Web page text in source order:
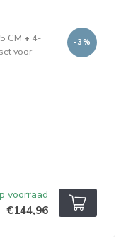
CM + 4-
voor
-3%
voorraad
€144,96